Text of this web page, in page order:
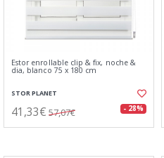
Estor enrollable clip & fix, noche &
dia, blanco 75 x 180 cm
STOR PLANET
41,33€ 57,07€ - 28%